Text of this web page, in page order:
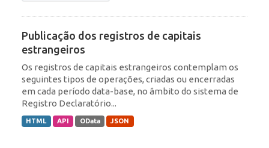
Publicação dos registros de capitais
estrangeiros
Os registros de capitais estrangeiros contemplam os
seguintes tipos de operações, criadas ou encerradas
em cada período data-base, no âmbito do sistema de
Registro Declaratório...
HTML API OData JSON